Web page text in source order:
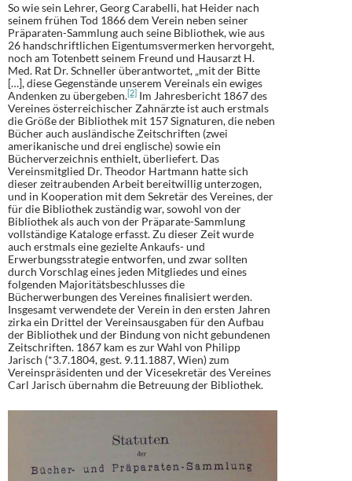
So wie sein Lehrer, Georg Carabelli, hat Heider nach
seinem frühen Tod 1866 dem Verein neben seiner
Präparaten-Sammlung auch seine Bibliothek, wie aus
26 handschriftlichen Eigentumsvermerken hervorgeht,
noch am Totenbett seinem Freund und Hausarzt H.
Med. Rat Dr. Schneller überantwortet, „mit der Bitte
[…], diese Gegenstände unserem Vereinals ein ewiges
Andenken zu übergeben.[2] Im Jahresbericht 1867 des
Vereines österreichischer Zahnärzte ist auch erstmals
die Größe der Bibliothek mit 157 Signaturen, die neben
Bücher auch ausländische Zeitschriften (zwei
amerikanische und drei englische) sowie ein
Bücherverzeichnis enthielt, überliefert. Das
Vereinsmitglied Dr. Theodor Hartmann hatte sich
dieser zeitraubenden Arbeit bereitwillig unterzogen,
und in Kooperation mit dem Sekretär des Vereines, der
für die Bibliothek zuständig war, sowohl von der
Bibliothek als auch von der Präparate-Sammlung
vollständige Kataloge erfasst. Zu dieser Zeit wurde
auch erstmals eine gezielte Ankaufs- und
Erwerbungsstrategie entworfen, und zwar sollten
durch Vorschlag eines jeden Mitgliedes und eines
folgenden Majoritätsbeschlusses die
Bücherwerbungen des Vereines finalisiert werden.
Insgesamt verwendete der Verein in den ersten Jahren
zirka ein Drittel der Vereinsausgaben für den Aufbau
der Bibliothek und der Bindung von nicht gebundenen
Zeitschriften. 1867 kam es zur Wahl von Philipp
Jarisch (*3.7.1804, gest. 9.11.1887, Wien) zum
Vereinspräsidenten und der Vicesekretär des Vereines
Carl Jarisch übernahm die Betreuung der Bibliothek.